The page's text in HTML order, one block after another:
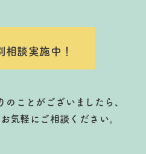
相談実施中！
のことがございましたら、
気軽にご相談ください。